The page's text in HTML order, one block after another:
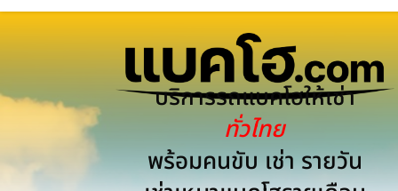
บริการรถแบคโฮให้เช่า
ทั่วไทย
พร้อมคนขับ เช่า รายวัน